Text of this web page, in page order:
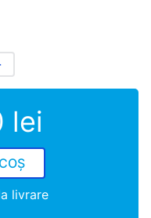
lei
livrare